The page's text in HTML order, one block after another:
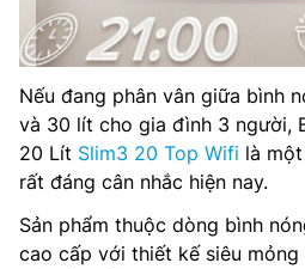
Nếu đang phân vân giữa bình
và 30 lít cho gia đình 3 người,
20 Lít Slim3 20 Top Wifi là
rất đáng cân nhắc hiện nay.
Sản phẩm thuộc dòng bình
cao cấp với thiết kế siêu